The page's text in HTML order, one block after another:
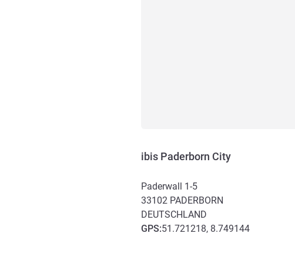
ibis Paderborn City
Paderwall 1-5
33102 PADERBORN
DEUTSCHLAND
GPS:51.721218, 8.749144